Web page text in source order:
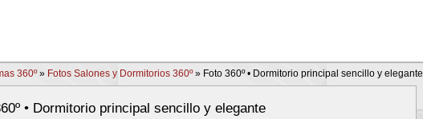
360º» Fotos Salones y Dormitorios 360º» Foto 360º • Dormitorio principal sencillo y elegante
• Dormitorio principal sencillo y elegante